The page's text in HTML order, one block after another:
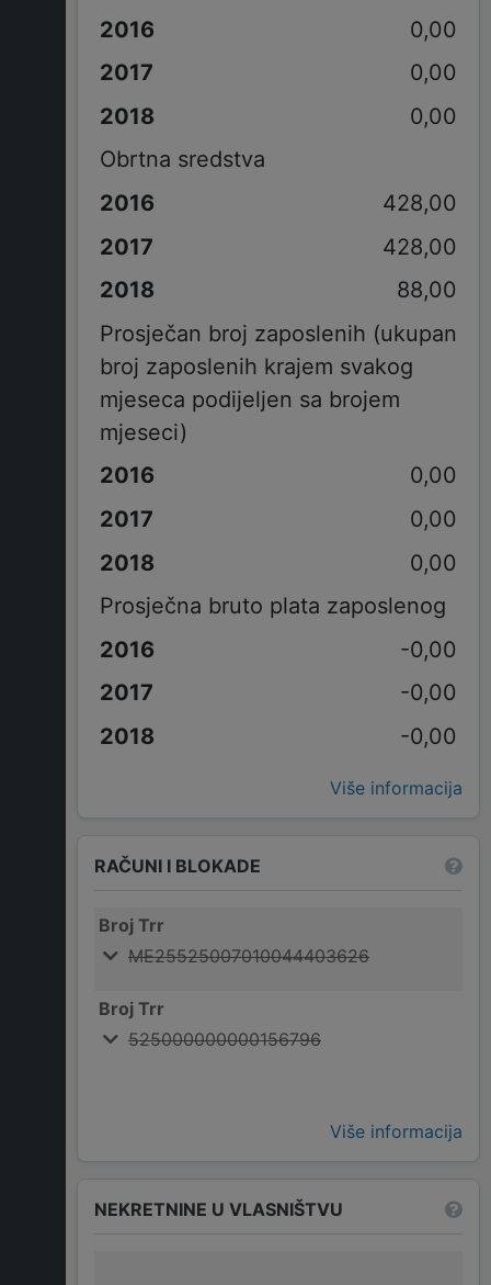
0,00
0,00
0,00
Obrtna sredstva
428,00
428,00
88,00
Prosječan broj zaposlenih (ukupan
broj zaposlenih krajem svakog
mjeseca podijeljen sa brojem
mjeseci)
0,00
0,00
0,00
Prosječna bruto plata zaposlenog
-0,00
-0,00
-0,00
Više informacija
RAČUNI I BLOKADE
Broj Trr
ME25525007010044403626
Broj Trr
525000000000156796
Više informacija
NEKRETNINE U VLASNIŠTVU